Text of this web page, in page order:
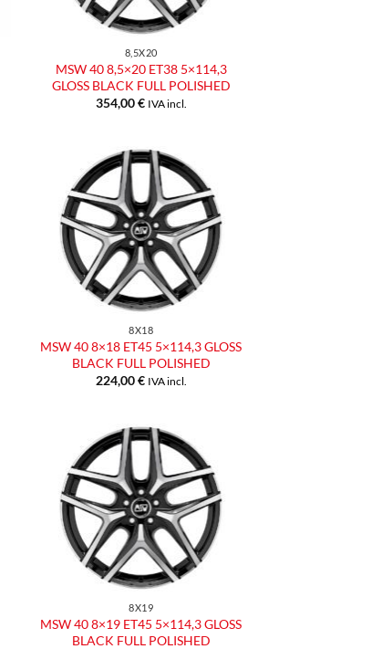
8,5X20
MSW 40 8,5×20 ET38 5×114,3
GLOSS BLACK FULL POLISHED
354,00€ IVA incl.
Aggiungi
alla lista
dei
desideri
8X18
MSW 40 8×18 ET45 5×114,3 GLOSS
BLACK FULL POLISHED
224,00€ IVA incl.
Aggiungi
alla lista
dei
desideri
8X19
MSW 40 8×19 ET45 5×114,3 GLOSS
BLACK FULL POLISHED